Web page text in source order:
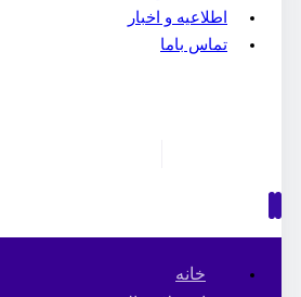
اطلاعیه و اخبار
تماس باما
خانه